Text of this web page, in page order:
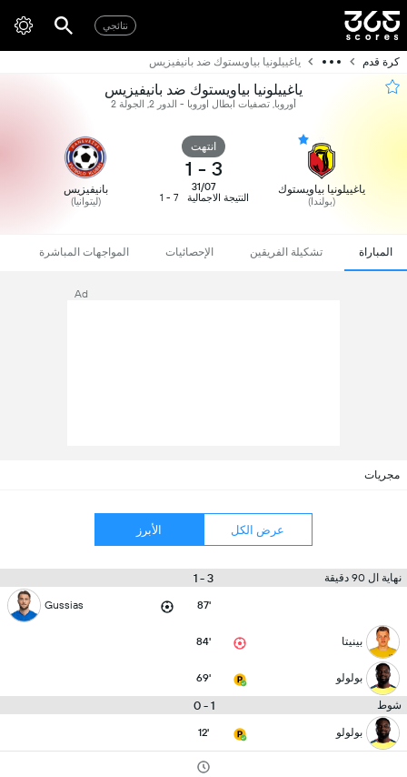
نتائجي
كرة قدم ياغييلونيا بياويستوك ضد بانيفيزيس
ياغييلونيا بياويستوك ضد بانيفيزيس
أوروبا, تصفيات ابطال اوروبا - الدور 2, الجولة 2
ياغييلونيا بياويستوك
(بولندا)
انتهت
3
-
1
31/07
النتيجة الاجمالية
7 - 1
بانيفيزيس
(ليتوانيا)
المباراة تشكيلة الفريقين الإحصائيات المواجهات المباشرة
Ad
مجريات
عرض الكل الأبرز
نهاية ال 90 دقيقة 3 - 1
87'
Gussias
بينيتا 84'
بولولو 69'
شوط 1 - 0
بولولو 12'